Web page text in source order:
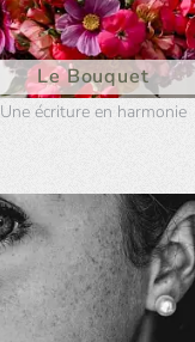
Le Bouquet
Une écriture en harmonie